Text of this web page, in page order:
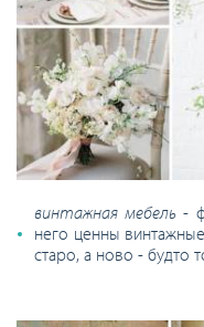
винтажная мебель -
него ценны
старо, а ново - будто